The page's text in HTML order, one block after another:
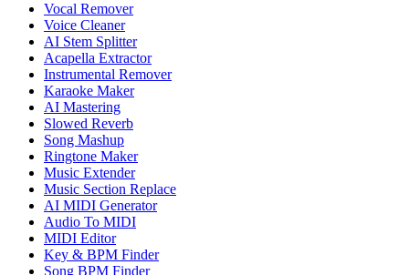
Vocal Remover
Voice Cleaner
AI Stem Splitter
Acapella Extractor
Instrumental Remover
Karaoke Maker
AI Mastering
Slowed Reverb
Song Mashup
Ringtone Maker
Music Extender
Music Section Replace
AI MIDI Generator
Audio To MIDI
MIDI Editor
Key & BPM Finder
Song BPM Finder